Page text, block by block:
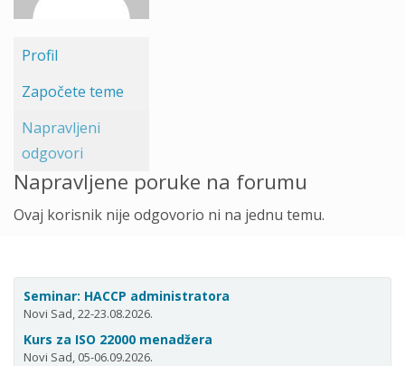
Profil
Započete teme
Napravljeni
odgovori
Napravljene poruke na forumu
Ovaj korisnik nije odgovorio ni na jednu temu.
Seminar: HACCP administratora
Novi Sad, 22-23.08.2026.
Kurs za ISO 22000 menadžera
Novi Sad, 05-06.09.2026.